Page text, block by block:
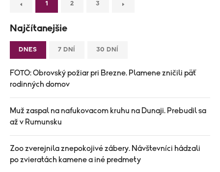
1 2 3
Najčítanejšie
DNES 7 DNÍ 30 DNÍ
FOTO: Obrovský požiar pri Brezne. Plamene zničili päť
rodinných domov
Muž zaspal na nafukovacom kruhu na Dunaji. Prebudil sa
až v Rumunsku
Zoo zverejnila znepokojivé zábery. Návštevníci hádzali
po zvieratách kamene a iné predmety